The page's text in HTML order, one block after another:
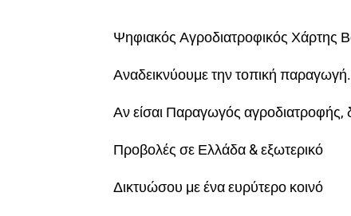
Ψηφιακός Αγροδιατροφικός Χάρτης
Αναδεικνύουμε την τοπική
Αν είσαι Παραγωγός
Προβολές σε Ελλάδα & εξωτερικό
Δικτυώσου με ένα ευρύτερο κοινό